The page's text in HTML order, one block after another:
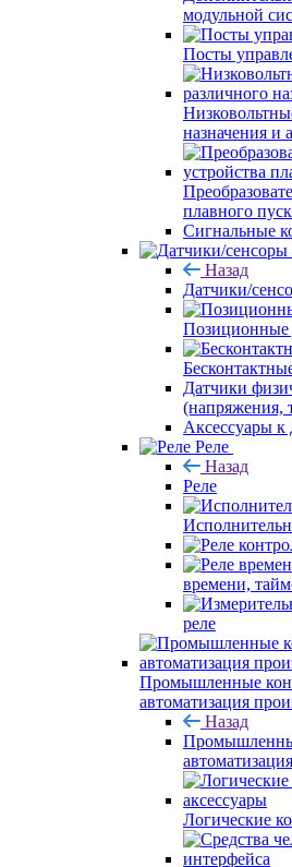
модульной
Посты
назначения и
плавного
Сигнальные
Назад
Датчики/
Позиционные
Датчики
(напряжения,
Аксессуары к
Реле
Назад
Реле
времени,
реле
Промышленные
автоматизация
Назад
Логические